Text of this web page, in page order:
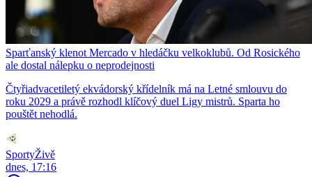
Sparťanský klenot Mercado v hledáčku velkoklubů. Od Rosického
ale dostal nálepku o neprodejnosti
Čtyřiadvacetiletý ekvádorský křídelník má na Letné smlouvu do
roku 2029 a právě rozhodl klíčový duel Ligy mistrů. Sparta ho
pouštět nehodlá.
SportyŽivě
dnes, 17:16